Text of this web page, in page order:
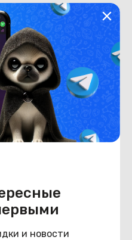
и новости
USB